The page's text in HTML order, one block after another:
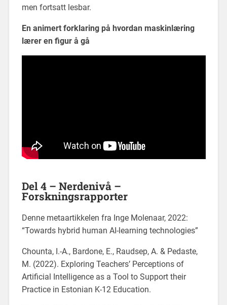
men fortsatt lesbar.
En animert forklaring på hvordan maskinlæring
lærer en figur å gå
Del 4 – Nerdenivå –
Forskningsrapporter
Denne metaartikkelen fra Inge Molenaar, 2022:
“Towards hybrid human AI-learning technologies”
Chounta, I.-A., Bardone, E., Raudsep, A. & Pedaste,
M. (2022). Exploring Teachers’ Perceptions of
Artificial Intelligence as a Tool to Support their
Practice in Estonian K-12 Education.